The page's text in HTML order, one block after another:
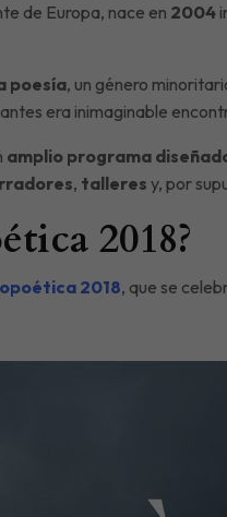
de Europa, nace en 2004
poesía, un género
era inimaginable
amplio programa
, talleres y, por
2018?
2018, que se